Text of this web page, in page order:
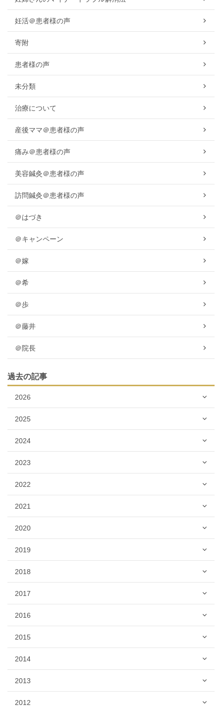
妊活＠患者様の声
寄附
患者様の声
未分類
治療について
産後ママ＠患者様の声
痛み＠患者様の声
美容鍼灸＠患者様の声
訪問鍼灸＠患者様の声
＠はづき
＠キャンペーン
＠嫁
＠希
＠歩
＠藤井
＠院長
過去の記事
2026
2025
2024
2023
2022
2021
2020
2019
2018
2017
2016
2015
2014
2013
2012